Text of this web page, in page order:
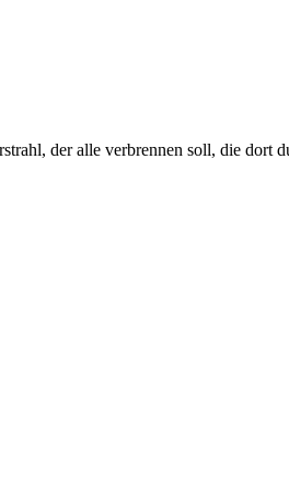
der alle verbrennen soll, die dort